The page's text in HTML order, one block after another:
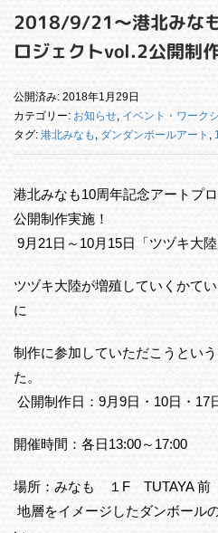
2018/9/21～港北みな
ロジェクトvol.2公開制
公開済み: 2018年1月29日
カテゴリー: お知らせ, イベント・ワーク
タグ: 港北みなも , ダンダンボールアート ,
港北みなも10周年記念アートプ
公開制作実施！
9月21日～10月15日「ツヅキ大
ツヅキ大陸が増殖していくかて
に
制作に参加していただこうとい
た。
公開制作日：9月9日・10日・17
開催時間：各日13:00～17:00
場所：みなも １F TUTAYA 前
地層をイメージしたダンボール